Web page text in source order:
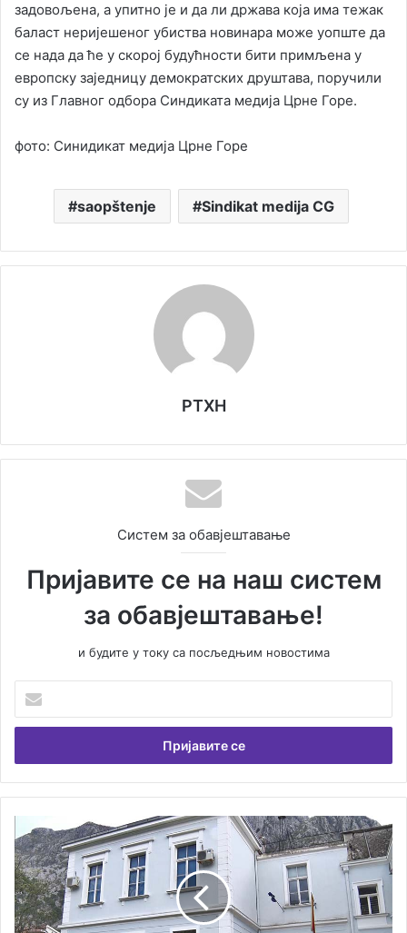
задовољена, а упитно је и да ли држава која има тежак
баласт неријешеног убиства новинара може уопште да
се нада да ће у скорој будућности бити примљена у
европску заједницу демократских друштава, поручили
су из Главног одбора Синдиката медија Црне Горе.
фото: Синидикат медија Црне Горе
saopštenje Sindikat medija CG
РТХН
Систем за обавјештавање
Пријавите се на наш систем
за обавјештавање!
и будите у току са посљедњим новостима
Вашу
емаил
КОРИСНЕ
ИНФОРМАЦИЈЕ
ЗА
УПИС
НА
ПОМОРСКИ